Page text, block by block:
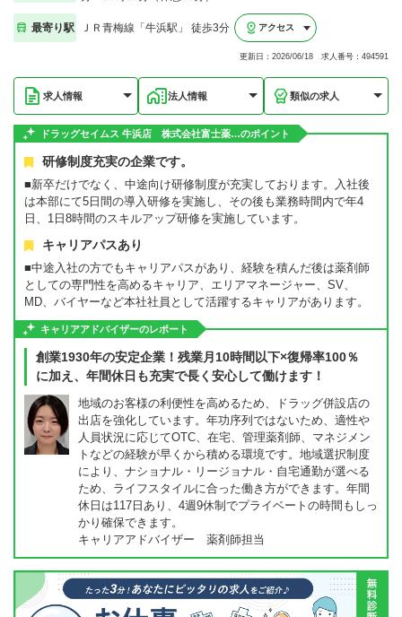
最寄り駅 ＪＲ青梅線「牛浜駅」 徒歩3分 アクセス
更新日：2026/06/18 求人番号：494591
求人情報 法人情報 類似の求人
ドラッグセイムス 牛浜店 株式会社富士薬…のポイント
研修制度充実の企業です。
■新卒だけでなく、中途向け研修制度が充実しております。入社後
は本部にて5日間の導入研修を実施し、その後も業務時間内で年4
日、1日8時間のスキルアップ研修を実施しています。
キャリアパスあり
■中途入社の方でもキャリアパスがあり、経験を積んだ後は薬剤師
としての専門性を高めるキャリア、エリアマネージャー、SV、
MD、バイヤーなど本社社員として活躍するキャリアがあります。
キャリアアドバイザーのレポート
創業1930年の安定企業！残業月10時間以下×復帰率100％
に加え、年間休日も充実で長く安心して働けます！
地域のお客様の利便性を高めるため、ドラッグ併設店の
出店を強化しています。年功序列ではないため、適性や
人員状況に応じてOTC、在宅、管理薬剤師、マネジメン
トなどの経験が早くから積める環境です。地域選択制度
により、ナショナル・リージョナル・自宅通勤が選べる
ため、ライフスタイルに合った働き方ができます。年間
休日は117日あり、4週9休制でプライベートの時間もしっ
かり確保できます。
キャリアアドバイザー 薬剤師担当